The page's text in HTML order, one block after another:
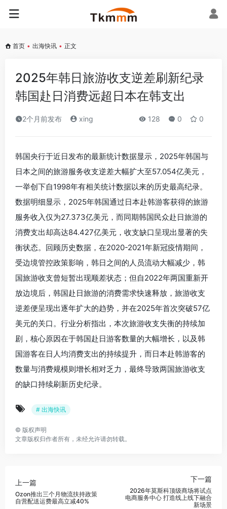
首页 • 出海快讯 • 正文
2025年韩日旅游收支逆差刷新纪录
韩国赴日消费远超日本在韩支出
2个月前发布 xing 128 0 0
韩国央行于近日发布的最新统计数据显示，2025年韩国与
日本之间的旅游服务收支逆差大幅扩大至57.054亿美元，
一举创下自1998年有相关统计数据以来的历史最高纪录。
数据明细显示，2025年韩国通过日本赴韩游客获得的旅游
服务收入仅为27.373亿美元，而同期韩国民众赴日旅游的
消费支出却高达84.427亿美元，收支缺口呈现出显著的失
衡状态。回顾历史数据，在2020-2021年新冠疫情期间，
受边境管控政策影响，韩日之间的人员流动大幅减少，韩
国旅游收支曾短暂出现顺差状态；但自2022年两国重新开
放边境后，韩国赴日旅游的消费需求快速释放，旅游收支
逆差便呈现出逐年扩大的趋势，并在2025年首次突破57亿
美元的关口。行业分析指出，本次旅游收支失衡的持续加
剧，核心原因在于韩国赴日游客数量的大幅增长，以及韩
国游客在日人均消费支出的持续提升，而日本赴韩游客的
数量与消费规模则增长相对乏力，最终导致两国旅游收支
的缺口持续刷新历史纪录。
# 出海快讯
© 版权声明
文章版权归作者所有，未经允许请勿转载。
上一篇
Ozon推出三个月物流扶持政策
自营配送运费最高立减40%
下一篇
2026年莫斯科顶级商场将试点
电商服务中心 打造线上线下融合
新场景